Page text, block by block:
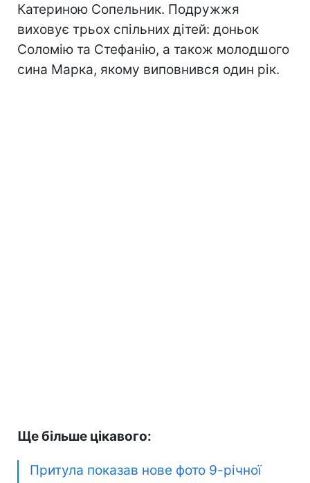
Катериною Сопельник. Подружжя
виховує трьох спільних дітей: доньок
Соломію та Стефанію, а також молодшого
сина Марка, якому виповнився один рік.
Ще більше цікавого:
Притула показав нове фото 9-річної